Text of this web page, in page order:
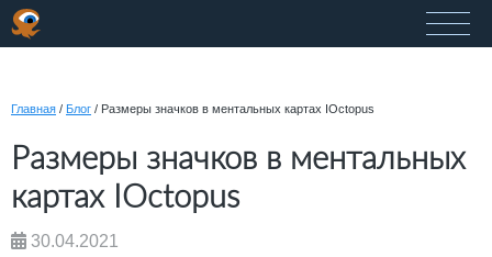
Главная / Блог / Размеры значков в ментальных картах IOctopus
Размеры значков в ментальных
картах IOctopus
30.04.2021